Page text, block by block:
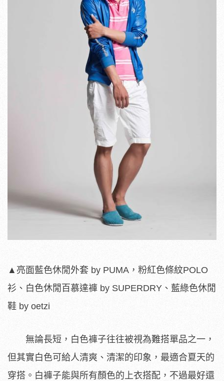
▲亮面藍色休閒外套 by PUMA，粉紅色條紋POLO
衫、白色休閒百慕達褲 by SUPERDRY、藍綠色休閒
鞋 by oetzi
無論長短，白色褲子往往被視為難搭單品之一，
但其實白色可給人清爽、清潔的印象，最適合夏天的
穿搭。白褲子能與所有顏色的上衣搭配，不過最好還